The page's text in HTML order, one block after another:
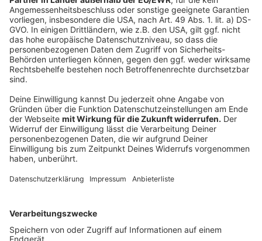
Füllung:
Den Quark und den Frischkäse in einem
Passiertuch über Nacht abtropfen lassen.
Das Ei verschlagen den Limettensaft dazugeben
und die Stärke darin glattrühren.
Die Erdbeeren waschen und putzen. In nicht zu
dünne Scheiben schneiden.
Den Strudelteig auf einem gemehlten Tuch
ausrollen, dann über dem Handrücken dünn
ausziehen.
Die Quarkmasse auf das Untere Teigdrittel geben
Tuches aufrollen.
Auf ein mit Backpapier belegtes Blech geben mit